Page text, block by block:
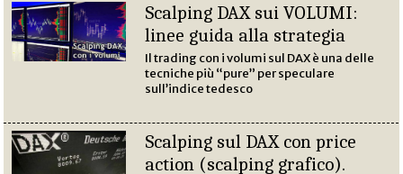
Scalping DAX sui VOLUMI:
linee guida alla strategia
Il trading con i volumi sul DAX è una delle
tecniche più “pure” per speculare
sull’indice tedesco
Scalping sul DAX con price
action (scalping grafico).